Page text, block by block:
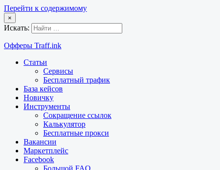
Перейти к содержимому
×
Искать:
Офферы Traff.ink
Статьи
Сервисы
Бесплатный трафик
База кейсов
Новичку
Инструменты
Сокращение ссылок
Калькулятор
Бесплатные прокси
Вакансии
Маркетплейс
Facebook
Большой FAQ